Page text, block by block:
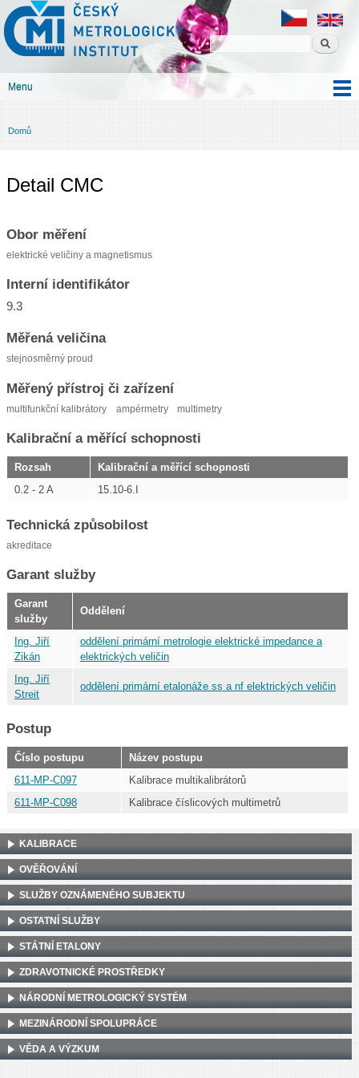
obsahu
Český
metrologický
institut
Menu
Jste zde
Domů
Detail CMC
Obor měření
elektrické veličiny a magnetismus
Interní identifikátor
9.3
Měřená veličina
stejnosměrný proud
Měřený přístroj či zařízení
multifunkční kalibrátory ampérmetry multimetry
Kalibrační a měřící schopnosti
Rozsah
Kalibrační a měřící schopnosti
0.2 - 2 A
15.10-6.I
Technická způsobilost
akreditace
Garant služby
Garant
služby
Oddělení
Ing. Jiří
Zikán
oddělení primární metrologie elektrické impedance a
elektrických veličin
Ing. Jiří
Streit
oddělení primární etalonáže ss a nf elektrických veličin
Postup
Číslo postupu
Název postupu
611-MP-C097
Kalibrace multikalibrátorů
611-MP-C098
Kalibrace číslicových multimetrů
KALIBRACE
OVĚŘOVÁNÍ
SLUŽBY OZNÁMENÉHO SUBJEKTU
OSTATNÍ SLUŽBY
STÁTNÍ ETALONY
ZDRAVOTNICKÉ PROSTŘEDKY
NÁRODNÍ METROLOGICKÝ SYSTÉM
MEZINÁRODNÍ SPOLUPRÁCE
VĚDA A VÝZKUM